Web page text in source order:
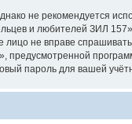
не рекомендуется
и любителей ЗИЛ
не вправе
предусмотренной
пароль для вашей